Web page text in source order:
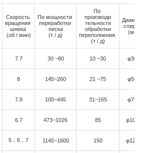
Скорость
вращения
шнека
(об / мин)
По мощности
переработки
песка
(т / д)
По
производи
тельности
обработки
переполнения
(т / д)
(мм)
7.7 30 ~80 10 ~30 φ300
8 145~260 21 ~75 φ500
7.8 100~445 31~165 φ750
6.7 473~1026 85 φ1000
5，6，7 1145~1600 150 φ1200